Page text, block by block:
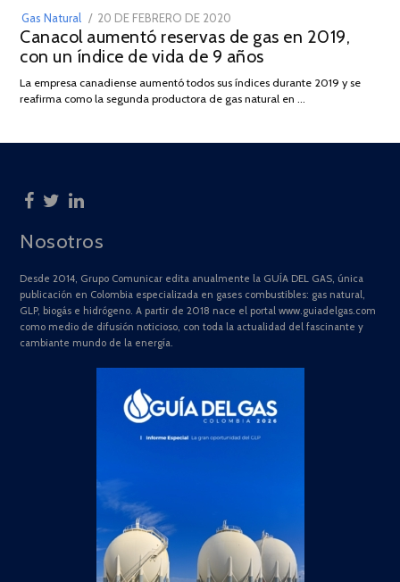
Gas Natural
POSTED
ON
20 DE FEBRERO DE 2020
DE
JULIO
2025
Canacol aumentó reservas de gas en 2019,
con un índice de vida de 9 años
La empresa canadiense aumentó todos sus índices durante 2019 y se
reafirma como la segunda productora de gas natural en …
Nosotros
Desde 2014, Grupo Comunicar edita anualmente la GUÍA DEL GAS, única
publicación en Colombia especializada en gases combustibles: gas natural,
GLP, biogás e hidrógeno. A partir de 2018 nace el portal www.guiadelgas.com
como medio de difusión noticioso, con toda la actualidad del fascinante y
cambiante mundo de la energía.